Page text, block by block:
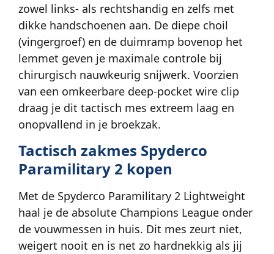
zowel links- als rechtshandig en zelfs met
dikke handschoenen aan. De diepe choil
(vingergroef) en de duimramp bovenop het
lemmet geven je maximale controle bij
chirurgisch nauwkeurig snijwerk. Voorzien
van een omkeerbare deep-pocket wire clip
draag je dit tactisch mes extreem laag en
onopvallend in je broekzak.
Tactisch zakmes Spyderco
Paramilitary 2 kopen
Met de Spyderco Paramilitary 2 Lightweight
haal je de absolute Champions League onder
de vouwmessen in huis. Dit mes zeurt niet,
weigert nooit en is net zo hardnekkig als jij